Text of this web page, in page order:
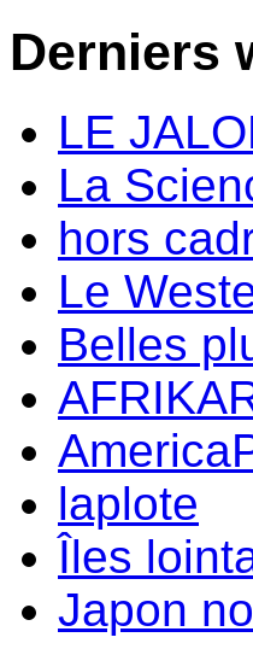
Derniers
LE
La
hors
Le
Belles
laplote
Îles
Japon